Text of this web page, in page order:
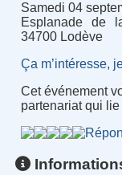
Samedi 04
Esplanade de
34700 Lodève
Ça m’intéresse,
Cet événement
partenariat qui lie